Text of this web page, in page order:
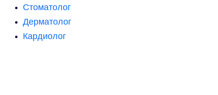
Стоматолог
Дерматолог
Кардиолог